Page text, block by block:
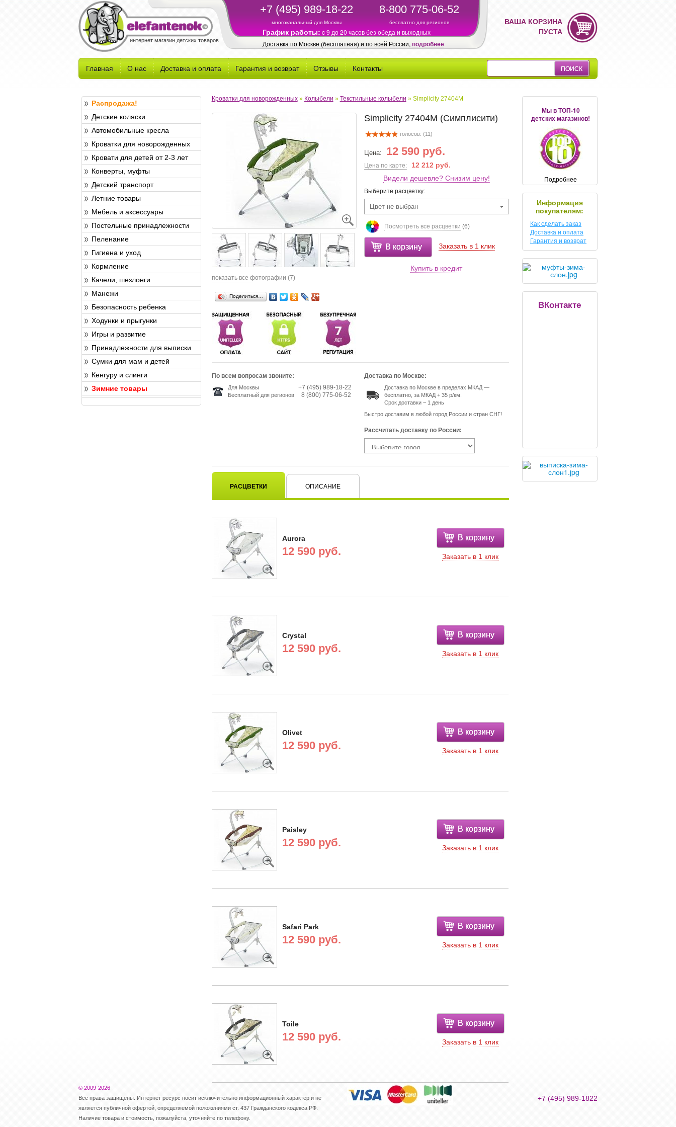
интернет магазин детских товаров
+7 (495) 989-18-22
многоканальный для Москвы
8-800 775-06-52
бесплатно для регионов
График работы: c 9 до 20 часов без обеда и выходных
Доставка по Москве (бесплатная) и по всей России, подробнее
ВАША КОРЗИНА
ПУСТА
Главная О нас Доставка и оплата Гарантия и возврат Отзывы Контакты
Распродажа!
Детские коляски
Автомобильные кресла
Кроватки для новорожденных
Кровати для детей от 2-3 лет
Конверты, муфты
Детский транспорт
Летние товары
Мебель и аксессуары
Постельные принадлежности
Пеленание
Гигиена и уход
Кормление
Качели, шезлонги
Манежи
Безопасность ребенка
Ходунки и прыгунки
Игры и развитие
Принадлежности для выписки
Сумки для мам и детей
Кенгуру и слинги
Зимние товары
Кроватки для новорожденных» Колыбели » Текстильные колыбели » Simplicity 27404М
показать все фотографии (7)
Поделиться…
Simplicity 27404М (Симплисити)
голосов: (11)
Цена: 12 590 руб.
Цена по карте:
12 212 руб.
Видели дешевле? Снизим цену!
Выберите расцветку:
Цвет не выбран
Посмотреть все расцветки (6)
В корзину Заказать в 1 клик
Купить в кредит
По всем вопросам звоните:
Для Москвы
Бесплатный для регионов
+7 (495) 989-18-22
8 (800) 775-06-52
Доставка по Москве:
Доставка по Москве в пределах МКАД —
бесплатно, за МКАД + 35 р/км.
Срок доставки ~ 1 день
Быстро доставим в любой город России и стран СНГ!
Рассчитать доставку по России:
РАСЦВЕТКИ ОПИСАНИЕ
Aurora
12 590 руб.
В корзину
Заказать в 1 клик
Crystal
12 590 руб.
В корзину
Заказать в 1 клик
Olivet
12 590 руб.
В корзину
Заказать в 1 клик
Paisley
12 590 руб.
В корзину
Заказать в 1 клик
Safari Park
12 590 руб.
В корзину
Заказать в 1 клик
Toile
12 590 руб.
В корзину
Заказать в 1 клик
Мы в ТОП-10
детских магазинов!
Подробнее
Информация
покупателям:
Как сделать заказ
Доставка и оплата
Гарантия и возврат
ВКонтакте
© 2009-2026
Все права защищены. Интернет ресурс носит исключительно информационный характер и не
является публичной офертой, определяемой положениями ст. 437 Гражданского кодекса РФ.
Наличие товара и стоимость, пожалуйста, уточняйте по телефону.
+7 (495) 989-1822